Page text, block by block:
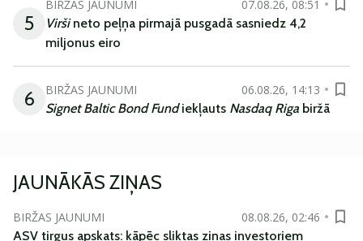
5
BIRŽAS JAUNUMI
07.08.26, 08:51
Viršineto peļņa pirmajā pusgadā sasniedz 4,2
miljonus eiro
6 BIRŽAS JAUNUMI
06.08.26, 14:13
Signet Baltic Bond Fundiekļauts Nasdaq Riga biržā
JAUNĀKĀS ZIŅAS
BIRŽAS JAUNUMI
08.08.26, 02:46
ASV tirgus apskats: kāpēc sliktas ziņas investoriem